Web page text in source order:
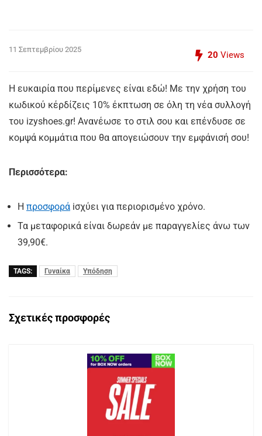
11 Σεπτεμβρίου 2025
20 Views
Η ευκαιρία που περίμενες είναι εδώ! Με την χρήση του
κωδικού κέρδίζεις 10% έκπτωση σε όλη τη νέα συλλογή
του izyshoes.gr! Ανανέωσε το στιλ σου και επένδυσε σε
κομψά κομμάτια που θα απογειώσουν την εμφάνισή σου!
Περισσότερα:
H προσφορά iσχύει για περιορισμένο χρόνο.
Τα μεταφορικά είναι δωρεάν με παραγγελίες άνω των
39,90€.
TAGS: Γυναίκα Υπόδηση
Σχετικές προσφορές